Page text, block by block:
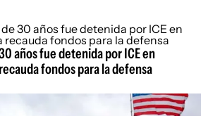
años fue detenida por ICE en
fondos para la defensa